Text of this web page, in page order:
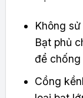
Không
Bạt phủ
để chống
Cồng